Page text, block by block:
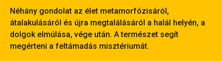
Néhány gondolat az élet metamorfózisáról,
átalakulásáról és újra megtalálásáról a halál helyén, a
dolgok elmúlása, vége után. A természet segít
megérteni a feltámadás misztériumát.